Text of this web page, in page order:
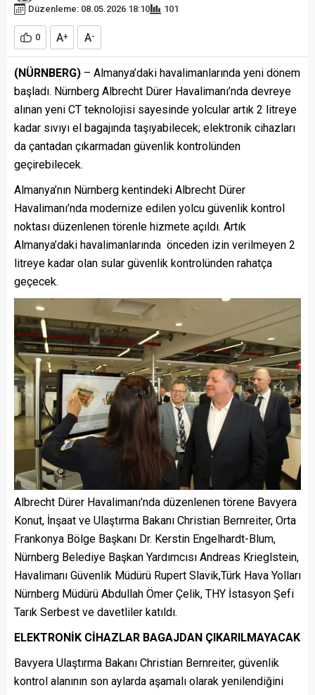
Düzenleme: 08.05.2026 18:10
101
0 A+ A-
(NÜRNBERG) – Almanya’daki havalimanlarında yeni dönem
başladı. Nürnberg Albrecht Dürer Havalimanı’nda devreye
alınan yeni CT teknolojisi sayesinde yolcular artık 2 litreye
kadar sıvıyı el bagajında taşıyabilecek; elektronik cihazları
da çantadan çıkarmadan güvenlik kontrolünden
geçirebilecek.
Almanya’nın Nürnberg kentindeki Albrecht Dürer
Havalimanı’nda modernize edilen yolcu güvenlik kontrol
noktası düzenlenen törenle hizmete açıldı. Artık
Almanya’daki havalimanlarında önceden izin verilmeyen 2
litreye kadar olan sular güvenlik kontrolünden rahatça
geçecek.
Albrecht Dürer Havalimanı’nda düzenlenen törene Bavyera
Konut, İnşaat ve Ulaştırma Bakanı Christian Bernreiter, Orta
Frankonya Bölge Başkanı Dr. Kerstin Engelhardt-Blum,
Nürnberg Belediye Başkan Yardımcısı Andreas Krieglstein,
Havalimanı Güvenlik Müdürü Rupert Slavik,Türk Hava Yolları
Nürnberg Müdürü Abdullah Ömer Çelik, THY İstasyon Şefi
Tarık Serbest ve davetliler katıldı.
ELEKTRONİK CİHAZLAR BAGAJDAN ÇIKARILMAYACAK
Bavyera Ulaştırma Bakanı Christian Bernreiter, güvenlik
kontrol alanının son aylarda aşamalı olarak yenilendiğini